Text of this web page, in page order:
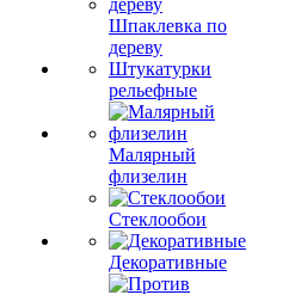
Шпаклевка по
дереву
Штукатурки
рельефные
Малярный
флизелин
Стеклообои
Декоративные